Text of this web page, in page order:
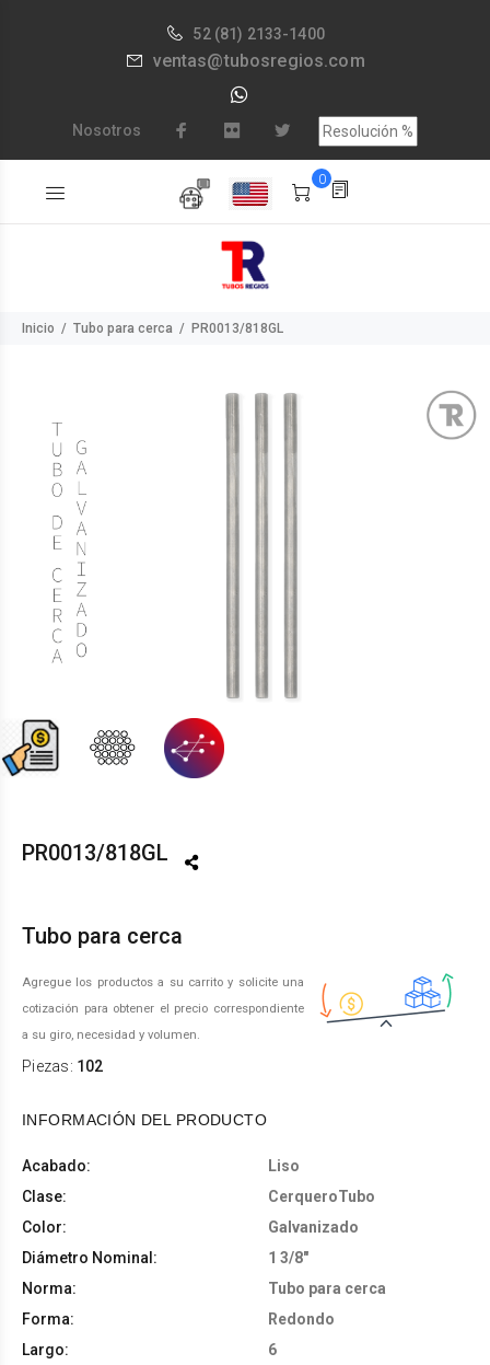
52 (81) 2133-1400
ventas@tubosregios.com
Nosotros
0
Inicio Tubo para cerca PR0013/818GL
PR0013/818GL
Tubo para cerca
Agregue los productos a su carrito y solicite una
cotización para obtener el precio correspondiente
a su giro, necesidad y volumen.
Piezas: 102
INFORMACIÓN DEL PRODUCTO
Acabado:
Liso
Clase:
CerqueroTubo
Color:
Galvanizado
Diámetro Nominal:
1 3/8"
Norma:
Tubo para cerca
Forma:
Redondo
Largo:
6